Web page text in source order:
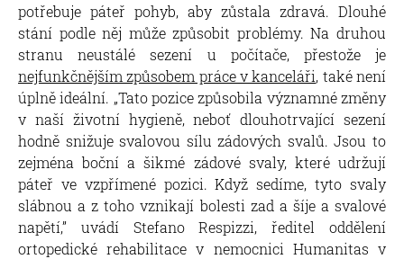
potřebuje páteř pohyb, aby zůstala zdravá. Dlouhé
stání podle něj může způsobit problémy. Na druhou
stranu neustálé sezení u počítače, přestože je
nejfunkčnějším způsobem práce v kanceláři, také není
úplně ideální. „Tato pozice způsobila významné změny
v naší životní hygieně, neboť dlouhotrvající sezení
hodně snižuje svalovou sílu zádových svalů. Jsou to
zejména boční a šikmé zádové svaly, které udržují
páteř ve vzpřímené pozici. Když sedíme, tyto svaly
slábnou a z toho vznikají bolesti zad a šíje a svalové
napětí,” uvádí Stefano Respizzi, ředitel oddělení
ortopedické rehabilitace v nemocnici Humanitas v